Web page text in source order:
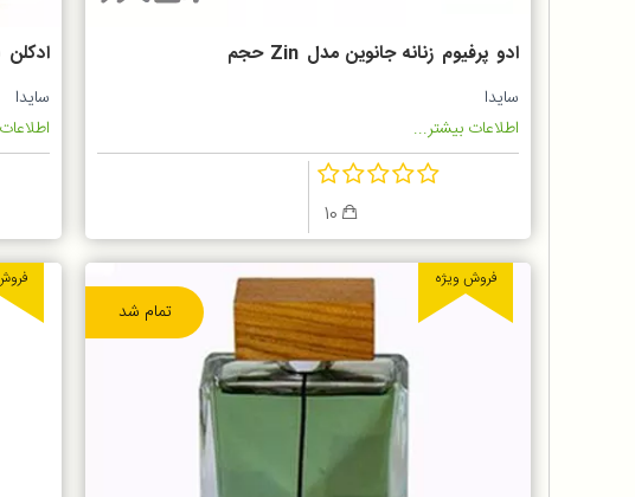
ادو پرفیوم زنانه جانوین مدل Zin حجم
100 میلی لیتر
سایدا
اطلاعات بیشتر...
Orchid
سایدا
تمام شد
فروش ویژه